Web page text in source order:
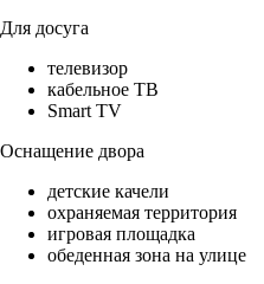
Для досуга
телевизор
кабельное ТВ
Smart TV
Оснащение двора
детские качели
охраняемая территория
игровая площадка
обеденная зона на улице